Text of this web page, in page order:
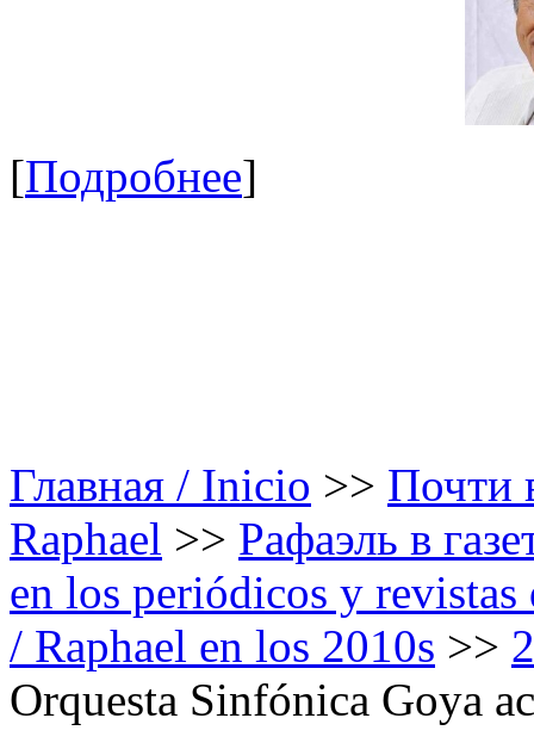
[Подробнее]
Главная / Inicio >> Почти
Raphael >> Рафаэль в
en los periódicos y
/ Raphael en los 2010s >>
Orquesta Sinfónica Goya